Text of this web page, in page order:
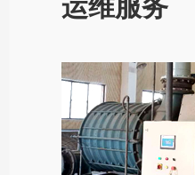
运维服务